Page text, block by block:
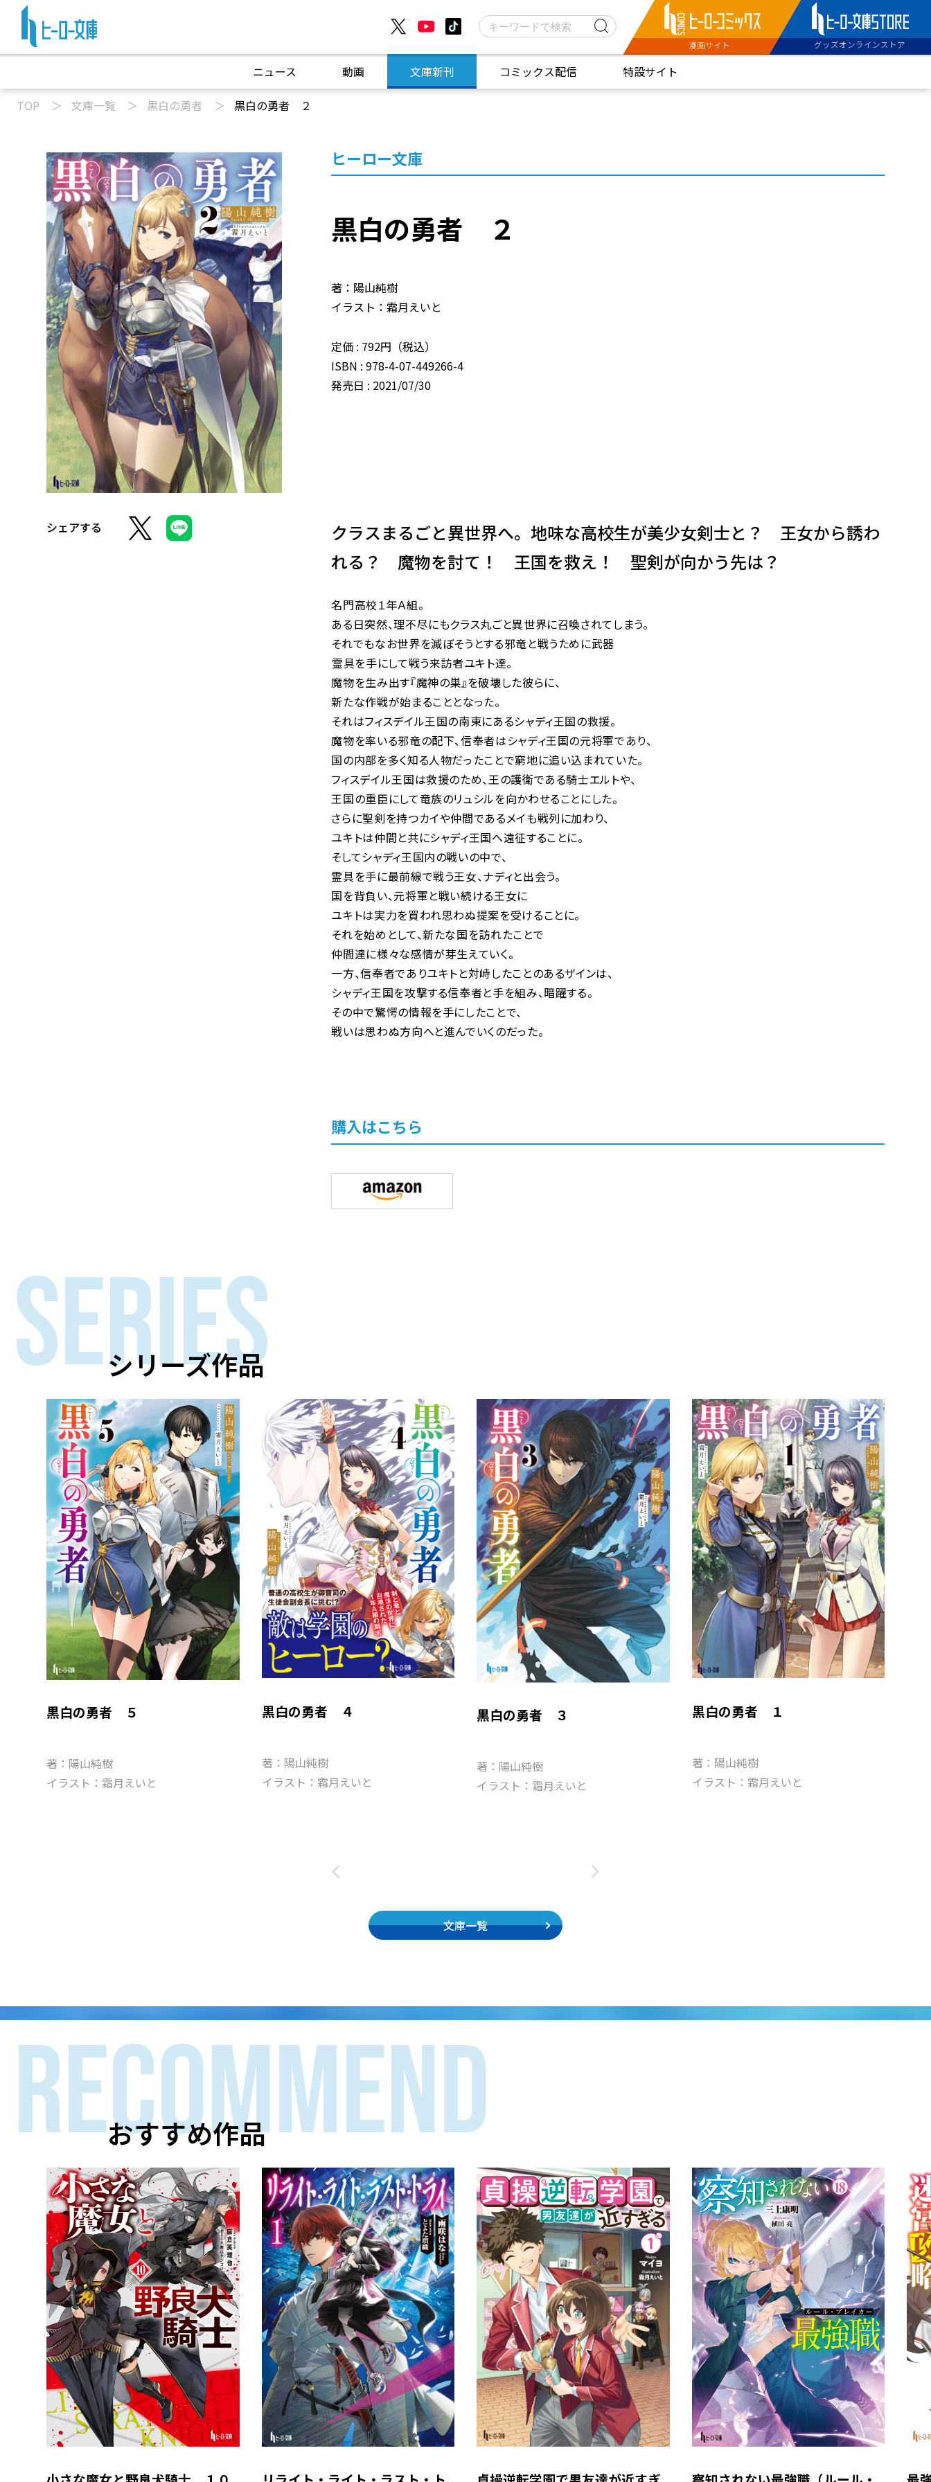
ニュース 動画 文庫新刊 コミックス配信 特設サイト
漫画サイト グッズオンラインストア
TOP 文庫一覧 黒白の勇者 黒白の勇者 ２
シェアする
ヒーロー文庫
黒白の勇者 ２
著：陽山純樹
イラスト：霜月えいと
定価 : 792円（税込）
ISBN : 978-4-07-449266-4
発売日 : 2021/07/30
クラスまるごと異世界へ。地味な高校生が美少女剣士と？ 王女から誘わ
れる？ 魔物を討て！ 王国を救え！ 聖剣が向かう先は？
名門高校１年Ａ組。
ある日突然、理不尽にもクラス丸ごと異世界に召喚されてしまう。
それでもなお世界を滅ぼそうとする邪竜と戦うために武器
――霊具を手にして戦う来訪者ユキト達。
魔物を生み出す『魔神の巣』を破壊した彼らに、
新たな作戦が始まることとなった。
それはフィスデイル王国の南東にあるシャディ王国の救援。
魔物を率いる邪竜の配下、信奉者はシャディ王国の元将軍であり、
国の内部を多く知る人物だったことで窮地に追い込まれていた。
フィスデイル王国は救援のため、王の護衛である騎士エルトや、
王国の重臣にして竜族のリュシルを向かわせることにした。
さらに聖剣を持つカイや仲間であるメイも戦列に加わり、
ユキトは仲間と共にシャディ王国へ遠征することに。
そしてシャディ王国内の戦いの中で、
霊具を手に最前線で戦う王女、ナディと出会う。
国を背負い、元将軍と戦い続ける王女に
ユキトは実力を買われ思わぬ提案を受けることに。
それを始めとして、新たな国を訪れたことで
仲間達に様々な感情が芽生えていく。
一方、信奉者でありユキトと対峙したことのあるザインは、
シャディ王国を攻撃する信奉者と手を組み、暗躍する。
その中で驚愕の情報を手にしたことで、
戦いは思わぬ方向へと進んでいくのだった。
購入はこちら
SERIES
シリーズ作品
黒白の勇者 ５
著：陽山純樹
イラスト：霜月えいと
黒白の勇者 ４
著：陽山純樹
イラスト：霜月えいと
黒白の勇者 ３
著：陽山純樹
イラスト：霜月えいと
黒白の勇者 １
著：陽山純樹
イラスト：霜月えいと
文庫一覧
RECOMMEND
おすすめ作品